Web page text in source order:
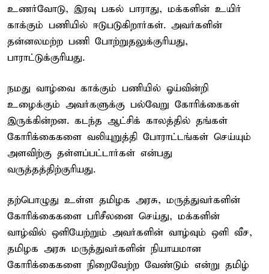
உணர்வோடு, இரவு பகல் பாராது, மக்களின் உயிர்
காக்கும் பணியில் ஈடுபடுகிறார்கள். அவர்களின்
தன்னலமற்ற பணி போற்றுதலுக்குரியது,
பாராட்டுக்குரியது.
நமது வாழ்வை காக்கும் பணியில் ஓய்வின்றி
உழைக்கும் அவர்களுக்கு பல்வேறு கோரிக்கைகள்
இருக்கின்றன. கடந்த ஆட்சிக் காலத்தில் தங்கள்
கோரிக்கைகளை வலியுறுத்தி போராட்டங்கள் செய்யும்
அளவிற்கு தள்ளப்பட்டார்கள் என்பது
வருத்தத்திற்குரியது.
தற்பொழுது உள்ள தமிழக அரசு, மருத்துவர்களின்
கோரிக்கைகளை பரிசீலனை செய்து, மக்களின்
வாழ்வில் ஒளியேற்றும் அவர்களின் வாழ்வும் ஒளி வீச,
தமிழக அரசு மருத்துவர்களின் நியாயமான
கோரிக்கைகளை நிறைவேற்ற வேண்டும் என்று தமிழ்